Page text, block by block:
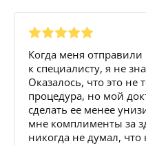
Когда меня
к специалисту, я не
Оказалось, что это не
процедура, но мой
сделать ее менее
мне комплименты за
никогда не думал, что